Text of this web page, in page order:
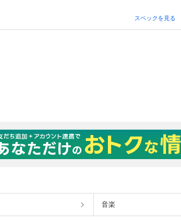
スペックを見る
音楽